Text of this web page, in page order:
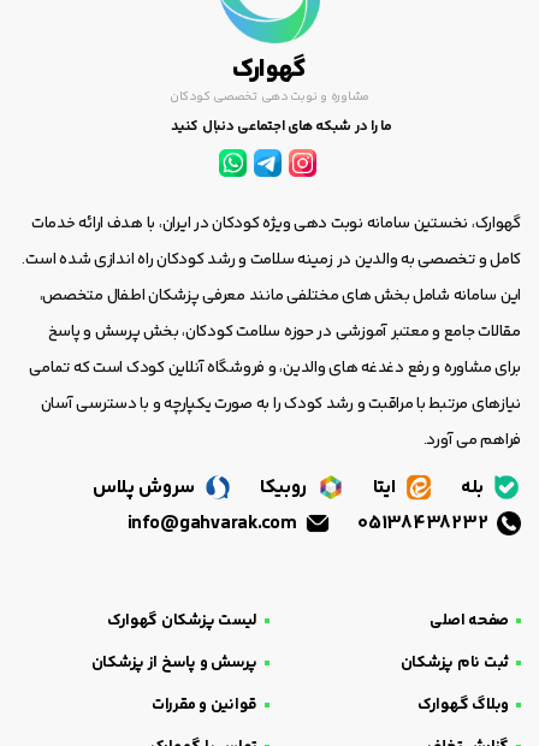
گهوارک
مشاوره و نوبت دهی تخصصی کودکان
ما را در شبکه های اجتماعی دنبال کنید
گهوارک، نخستین سامانه نوبت دهی ویژه کودکان در ایران، با هدف ارائه خدمات
کامل و تخصصی به والدین در زمینه سلامت و رشد کودکان راه اندازی شده است.
این سامانه شامل بخش های مختلفی مانند معرفی پزشکان اطفال متخصص،
مقالات جامع و معتبر آموزشی در حوزه سلامت کودکان، بخش پرسش و پاسخ
برای مشاوره و رفع دغدغه های والدین، و فروشگاه آنلاین کودک است که تمامی
نیازهای مرتبط با مراقبت و رشد کودک را به صورت یکپارچه و با دسترسی آسان
فراهم می آورد.
بله ایتا روبیکا
سروش پلاس
صفحه اصلی
لیست پزشکان گهوارک
ثبت نام پزشکان
پرسش و پاسخ از پزشکان
وبلاگ گهوارک
قوانین و مقررات